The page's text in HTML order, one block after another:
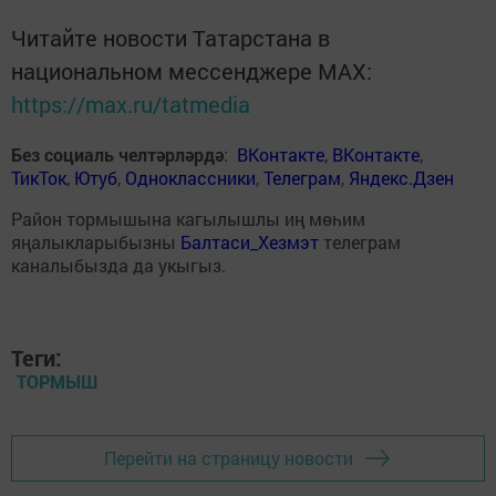
Читайте новости Татарстана в
национальном мессенджере MАХ:
https://max.ru/tatmedia
Без социаль челтәрләрдә: ВКонтакте, ВКонтакте,
ТикТок, Ютуб, Одноклассники,Телеграм, Яндекс.Дзен
Район тормышына кагылышлы иң мөһим
яңалыкларыбызны Балтаси_Хезмэт телеграм
каналыбызда да укыгыз.
Теги:
ТОРМЫШ
Перейти на страницу новости